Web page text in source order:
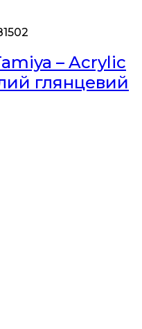
– Acrylic
глянцевий